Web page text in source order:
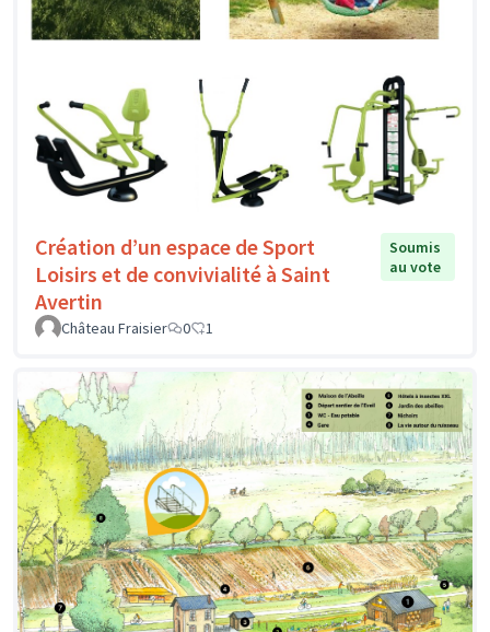
Création d’un espace de Sport
Loisirs et de convivialité à Saint
Avertin
Soumis
au vote
Château Fraisier 0 1